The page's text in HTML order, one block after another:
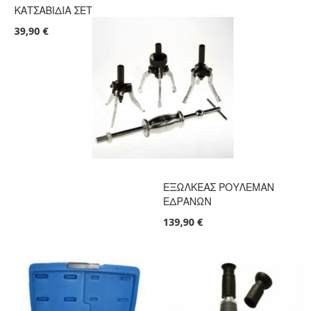
ΚΑΤΣΑΒΙΔΙΑ ΣΕΤ
39,90 €
ΕΞΩΛΚΕΑΣ ΡΟΥΛΕΜΑΝ
ΕΔΡΑΝΩΝ
139,90 €